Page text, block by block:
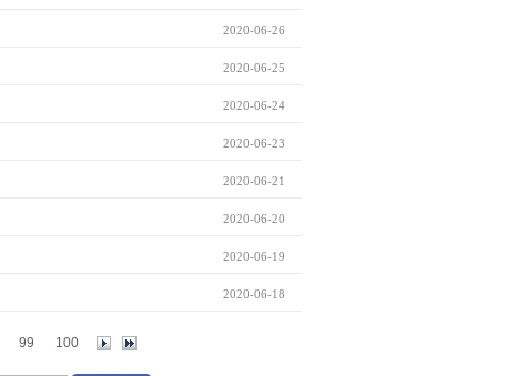
2020-06-26
2020-06-25
2020-06-24
2020-06-23
2020-06-21
2020-06-20
2020-06-19
2020-06-18
99 100